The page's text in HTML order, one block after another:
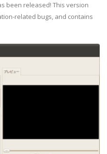
been released! This version
related bugs, and contains